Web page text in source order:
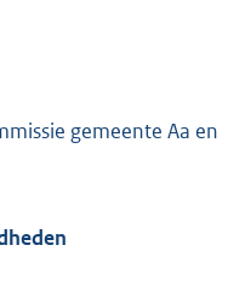
gemeente Aa en